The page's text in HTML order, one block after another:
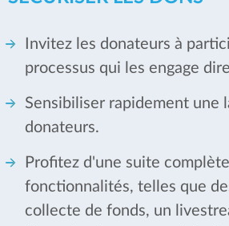
Invitez les donateurs à
processus qui les engage
Sensibiliser rapidement une
donateurs.
Profitez d'une suite
fonctionnalités, telles que
collecte de fonds, un